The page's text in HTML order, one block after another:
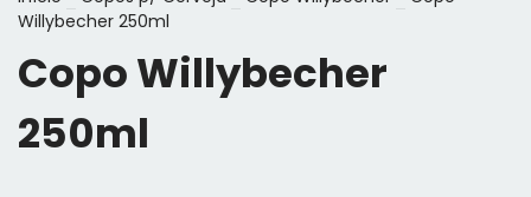
Willybecher 250ml
Copo Willybecher
250ml